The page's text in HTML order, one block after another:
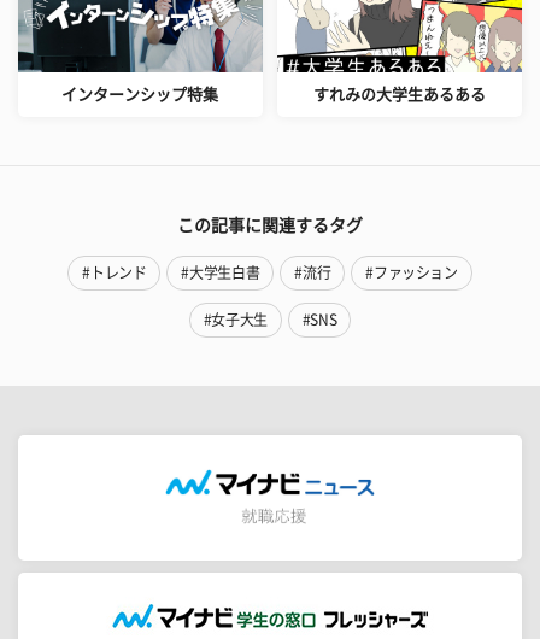
インターンシップ特集 すれみの大学生あるある
この記事に関連するタグ
#トレンド #大学生白書 #流行 #ファッション
#女子大生 #SNS